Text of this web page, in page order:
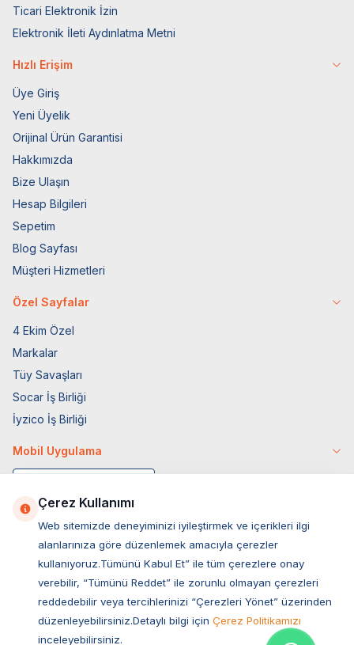
Ticari Elektronik İzin
Elektronik İleti Aydınlatma Metni
Hızlı Erişim
Üye Giriş
Yeni Üyelik
Orijinal Ürün Garantisi
Hakkımızda
Bize Ulaşın
Hesap Bilgileri
Sepetim
Blog Sayfası
Müşteri Hizmetleri
Özel Sayfalar
4 Ekim Özel
Markalar
Tüy Savaşları
Socar İş Birliği
İyzico İş Birliği
Mobil Uygulama
Müşteri Hizmetleri
Çerez Kullanımı
Web sitemizde deneyiminizi iyileştirmek ve içerikleri ilgi
alanlarınıza göre düzenlemek amacıyla çerezler
kullanıyoruz.Tümünü Kabul Et” ile tüm çerezlere onay
verebilir, “Tümünü Reddet” ile zorunlu olmayan çerezleri
reddedebilir veya tercihlerinizi “Çerezleri Yönet” üzerinden
düzenleyebilirsiniz.Detaylı bilgi için Çerez Politikamızı
inceleyebilirsiniz.